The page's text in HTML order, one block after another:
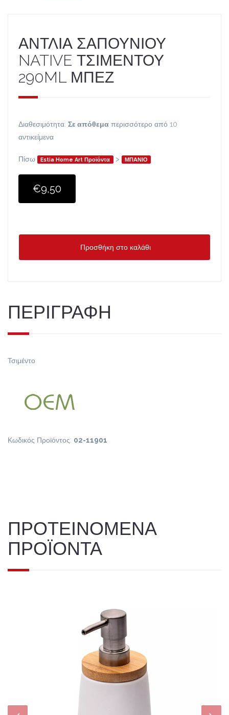
ΑΝΤΛΙΑ ΣΑΠΟΥΝΙΟΥ
NATIVE ΤΣΙΜΕΝΤΟΥ
290ML ΜΠΕΖ
Διαθεσιμότητα: Σε απόθεμα περισσότερο από 10
αντικείμενα
Πίσω Estia Home Art Προϊόντα > ΜΠΑΝΙΟ
€9,50
Προσθήκη στο καλάθι
ΠΕΡΙΓΡΑΦΗ
Τσιμέντο
Κωδικός Προϊόντος: 02-11901
ΠΡΟΤΕΙΝΟΜΕΝΑ
ΠΡΟΪΟΝΤΑ